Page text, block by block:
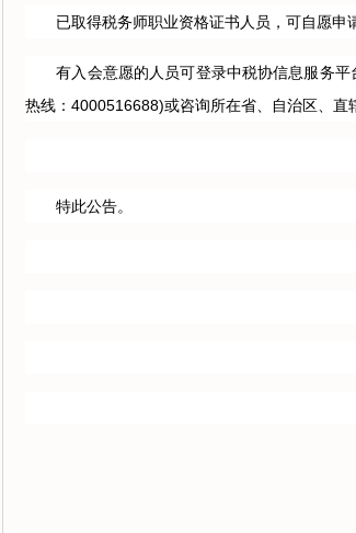
已取得税务师职业资格证书人员，可自愿申
有入会意愿的人员可登录中税协信息服务平
热线：4000516688)或咨询所在省、自治区、直
特此公告。